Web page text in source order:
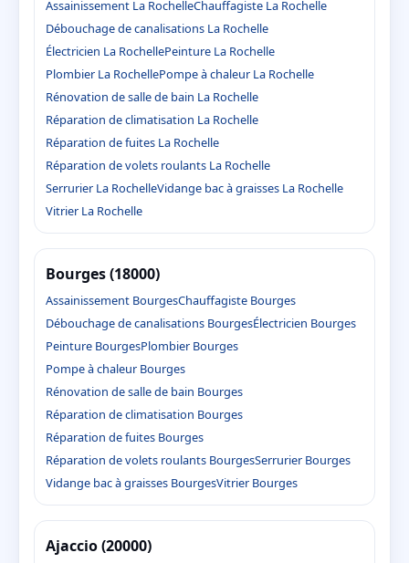
Assainissement La RochelleChauffagiste La Rochelle
Débouchage de canalisations La Rochelle
Électricien La RochellePeinture La Rochelle
Plombier La RochellePompe à chaleur La Rochelle
Rénovation de salle de bain La Rochelle
Réparation de climatisation La Rochelle
Réparation de fuites La Rochelle
Réparation de volets roulants La Rochelle
Serrurier La RochelleVidange bac à graisses La Rochelle
Vitrier La Rochelle
Bourges (18000)
Assainissement BourgesChauffagiste Bourges
Débouchage de canalisations BourgesÉlectricien Bourges
Peinture BourgesPlombier Bourges
Pompe à chaleur Bourges
Rénovation de salle de bain Bourges
Réparation de climatisation Bourges
Réparation de fuites Bourges
Réparation de volets roulants BourgesSerrurier Bourges
Vidange bac à graisses BourgesVitrier Bourges
Ajaccio (20000)